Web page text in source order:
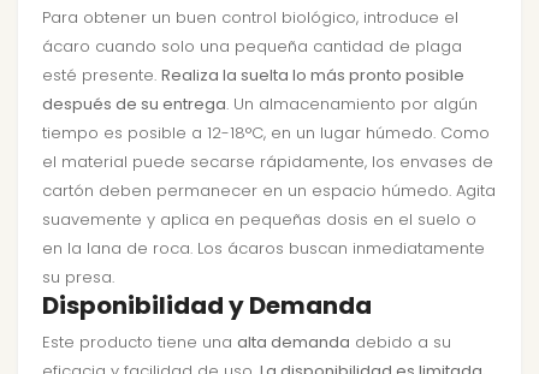
Para obtener un buen control biológico, introduce el
ácaro cuando solo una pequeña cantidad de plaga
esté presente. Realiza la suelta lo más pronto posible
después de su entrega. Un almacenamiento por algún
tiempo es posible a 12-18°C, en un lugar húmedo. Como
el material puede secarse rápidamente, los envases de
cartón deben permanecer en un espacio húmedo. Agita
suavemente y aplica en pequeñas dosis en el suelo o
en la lana de roca. Los ácaros buscan inmediatamente
su presa.
Disponibilidad y Demanda
Este producto tiene una alta demanda debido a su